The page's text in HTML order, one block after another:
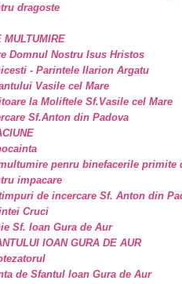
dragoste
MULTUMIRE
Domnul Nostru Isus Hristos
- Parintele Ilarion Argatu
Vasile cel Mare
la Moliftele Sf.Vasile cel Mare
Sf.Anton din Padova
penru binefacerile primite
impacare
de incercare Sf. Anton din
Cruci
Sf. Ioan Gura de Aur
IOAN GURA DE AUR
de Sfantul Ioan Gura de Aur